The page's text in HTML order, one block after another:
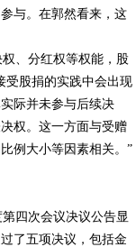
与。在郭然看来，这
、分红权等权能，股
受股捐的实践中会出现
际并未参与后续决
权。这一方面与受赠
例大小等因素相关。”
四次会议决议公告显
了五项决议，包括金